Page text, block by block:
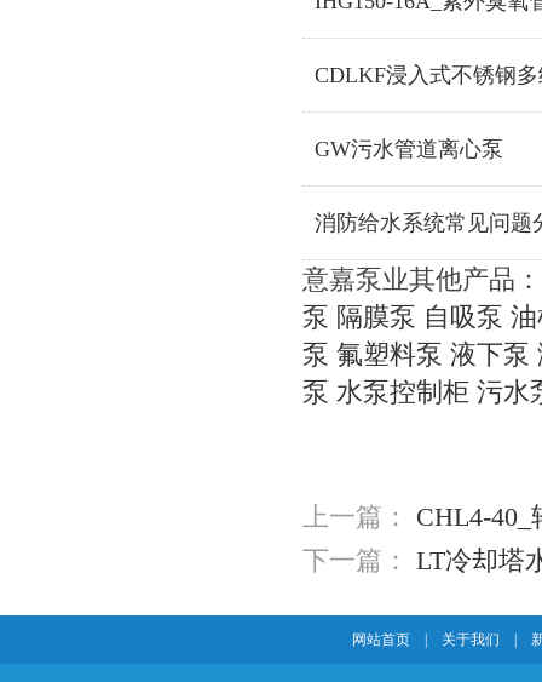
CDLKF浸入式不锈钢
GW污水管道离心泵
消防给水系统常见问题
意嘉泵业其他产品：
泵 隔膜泵 自吸泵
泵 氟塑料泵 液下泵
泵 水泵控制柜 污水
上一篇： CHL4-
下一篇： LT冷却塔
网站首页 关于我们